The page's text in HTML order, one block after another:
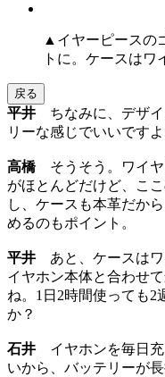
▲イヤーピースの
トに。ケースはワ
戻る
平井 ちなみに、デザイ
リーな感じでいいですよ
高橋そうそう。ワイヤ
がほとんどだけど、こ
し、ケースも本革だか
めるのもポイント。
平井 あと、ケースはワ
イヤホン本体と合わせ
ね。1日2時間使っても2
か？
石井 イヤホンを毎日充
いから、バッテリーが